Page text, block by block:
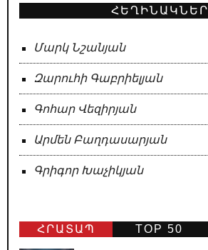
ՀԵՂԻՆԱԿՆԵՐ
Մարկ Նշանյան
Զարուհի Գաբրիելյան
Գոհար Վեզիրյան
Արմեն Բաղդասարյան
Գրիգոր Խաչիկյան
ՀՐԱՏԱՊ TOP 50